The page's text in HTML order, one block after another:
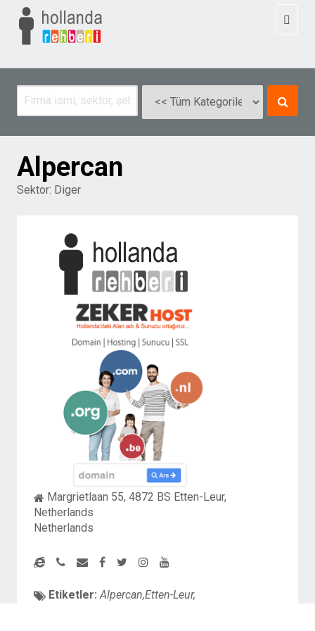
Alpercan
Sektor: Diger
Margrietlaan 55, 4872 BS Etten-Leur,
Netherlands
Netherlands
Etiketler: Alpercan,Etten-Leur,